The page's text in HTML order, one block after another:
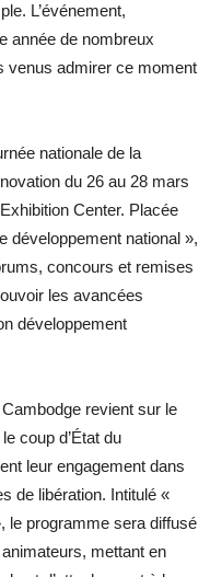
L’événement,
année de nombreux
venus admirer ce moment
nationale de la
du 26 au 28 mars
Center. Placée
développement national »,
concours et remises
les avancées
développement
revient sur le
coup d’État du
leur engagement dans
de libération. Intitulé «
le programme sera diffusé
mettant en